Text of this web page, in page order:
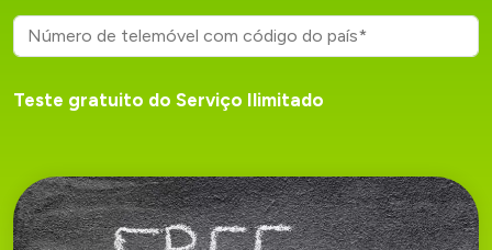
Teste gratuito do Serviço Ilimitado